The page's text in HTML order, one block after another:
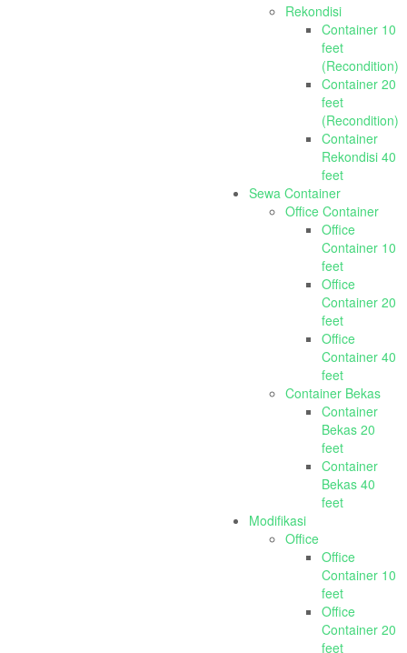
Rekondisi
Container 10
feet
(Recondition)
Container 20
feet
(Recondition)
Container
Rekondisi 40
feet
Sewa Container
Office Container
Office
Container 10
feet
Office
Container 20
feet
Office
Container 40
feet
Container Bekas
Container
Bekas 20
feet
Container
Bekas 40
feet
Modifikasi
Office
Office
Container 10
feet
Office
Container 20
feet